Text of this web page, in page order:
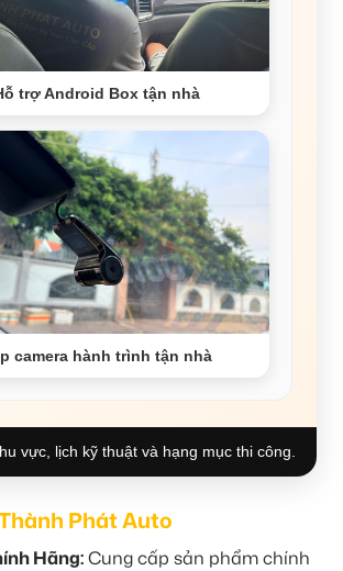
trợ Android Box tận nhà
camera hành trình tận nhà
vực, lịch kỹ thuật và hạng mục thi công.
Phát Auto
Hãng:Cung cấp sản phẩm chính